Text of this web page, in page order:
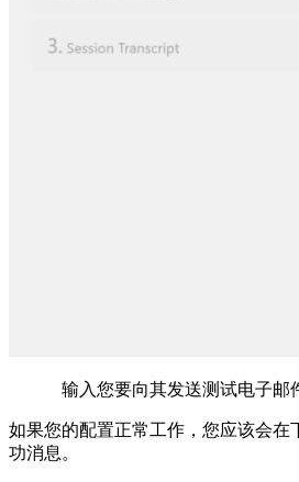
输入您要向其发送测试电子邮
如果您的配置正常工作，您应该会在
功消息。